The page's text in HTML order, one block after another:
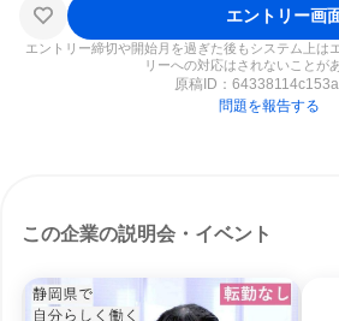
エントリー画
エントリー締切や開始月を過ぎた後もシステム上は
リーへの対応はされないことが
原稿ID：
問題を報告する
この企業の説明会・イベント